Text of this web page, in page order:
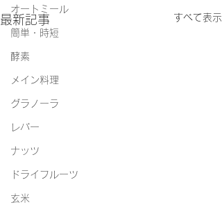
オートミール
簡単・時短
酵素
メイン料理
グラノーラ
レバー
ナッツ
ドライフルーツ
玄米
最新記事 すべて表示